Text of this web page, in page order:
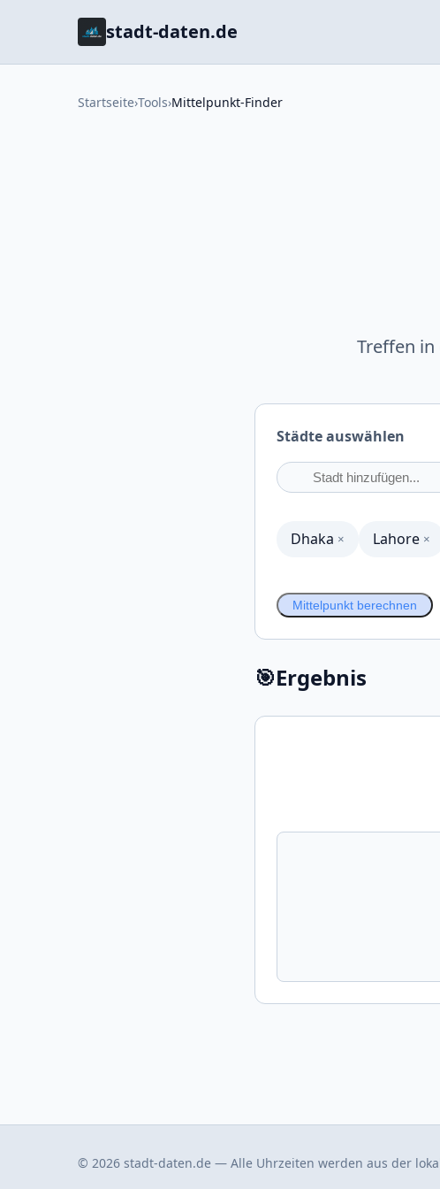
stadt-daten.de
Startseite›Tools›Mittelpunkt-Finder
Treffen
Städte auswählen
Dhaka × Lahore ×
Mittelpunkt berechnen
🎯Ergebnis
© 2026 stadt-daten.de — Alle Uhrzeiten werden aus der